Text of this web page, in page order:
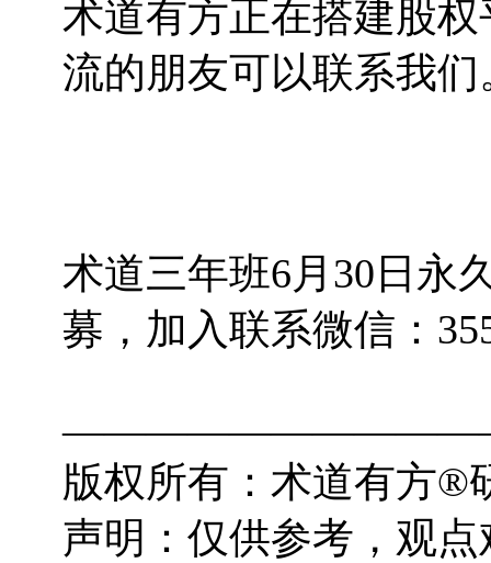
术道有方正在搭建股
流的朋友可以联系我们
术道三年班6月30日永
募，加入联系微信：
版权所有：术道有方®
声明：仅供参考，观